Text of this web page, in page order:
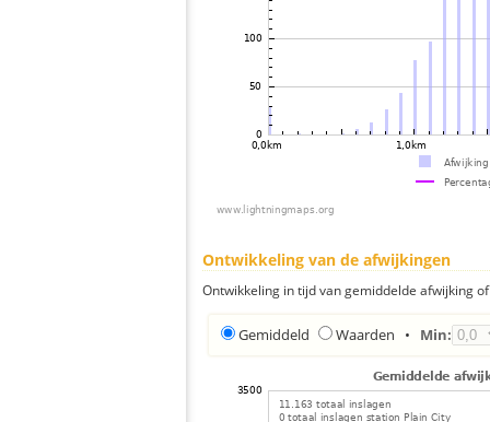
Ontwikkeling van de afwijkingen
Ontwikkeling in tijd van gemiddelde afwijking
Gemiddeld Waarden • Min: